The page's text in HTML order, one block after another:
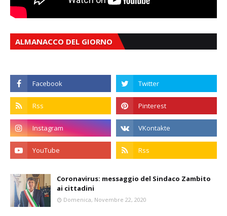
ALMANACCO DEL GIORNO
Coronavirus: messaggio del Sindaco Zambito
ai cittadini
Domenica, Novembre 22, 2020